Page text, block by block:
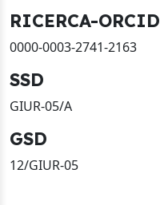
RICERCA-ORCID
0000-0003-2741-2163
SSD
GIUR-05/A
GSD
12/GIUR-05